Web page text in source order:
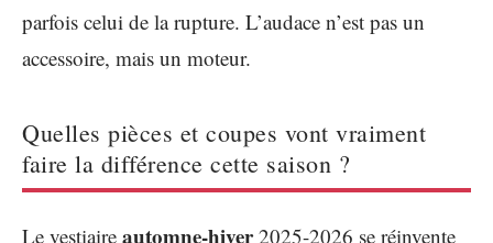
parfois celui de la rupture. L’audace n’est pas un
accessoire, mais un moteur.
Quelles pièces et coupes vont vraiment
faire la différence cette saison ?
Le vestiaire automne-hiver2025-2026 se réinvente